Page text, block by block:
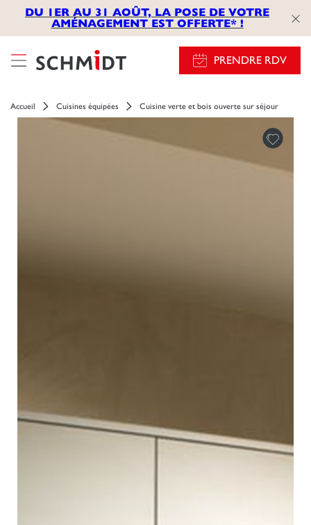
DU 1ER AU 31 AOÛT, LA POSE DE VOTRE
AMÉNAGEMENT EST OFFERTE* !
PRENDRE RDV
Accueil Cuisines équipées Cuisine verte et bois ouverte sur séjour